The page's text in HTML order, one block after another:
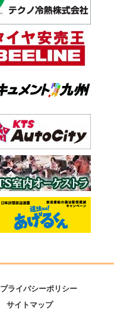
プライバシーポリシー
サイトマップ